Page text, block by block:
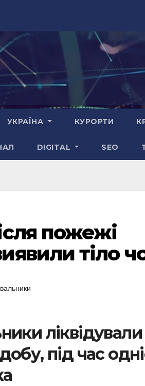
УКРАЇНА КУРОРТИ
DIGITAL SEO
пожежі
тіло
під час